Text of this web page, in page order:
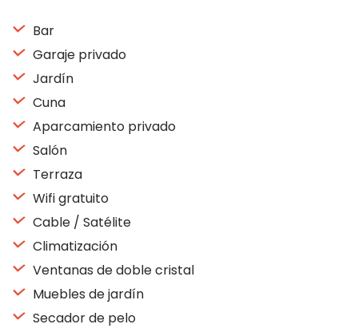
Bar
Garaje privado
Jardín
Cuna
Aparcamiento privado
Salón
Terraza
Wifi gratuito
Cable / Satélite
Climatización
Ventanas de doble cristal
Muebles de jardín
Secador de pelo